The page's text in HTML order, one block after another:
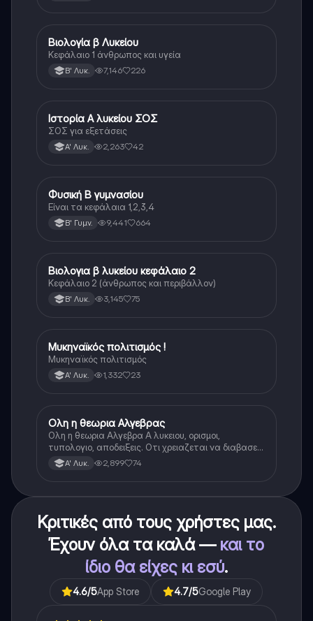
Βιολογία
Βιολογία β Λυκείου
Κεφάλαιο 1 άνθρωπος και υγεία
Β' Λυκ. 7,146 226
Ιστορία
Ιστορία Α λυκείου ΣΟΣ
ΣΟΣ για εξετάσεις
Α' Λυκ. 2,263 42
Φυσική
Φυσική Β γυμνασίου
Είναι τα κεφάλαια 1,2,3,4
Β' Γυμν. 9,441 664
Βιολογία
Βιολογια β λυκείου κεφάλαιο 2
Κεφάλαιο 2 (άνθρωπος και περιβάλλον)
Β' Λυκ. 3,145 75
Ιστορία
Μυκηναϊκός πολιτισμός !
Μυκηναϊκός πολιτισμός
Α' Λυκ. 1,332 23
Μαθηματικά
Ολη η θεωρια Αλγεβρας
Ολη η θεωρια Αλγεβρα Α λυκειου, ορισμοι,
τυπολογιο, αποδειξεις. Οτι χρειαζεται να διαβασεις
για το θεωρητικο κομματι της αλγεβρας.
Α' Λυκ. 2,899 74
Κριτικές από τους χρήστες μας.
Έχουν όλα τα καλά — και το
ίδιο θα είχες κι εσύ.
4.6/5App Store 4.7/5Google Play